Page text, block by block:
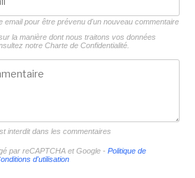
email pour être prévenu d'un nouveau commentaire
la manière dont nous traitons vos données
notre Charte de Confidentialité.
interdit dans les commentaires
par reCAPTCHA et Google - Politique de
d'utilisation